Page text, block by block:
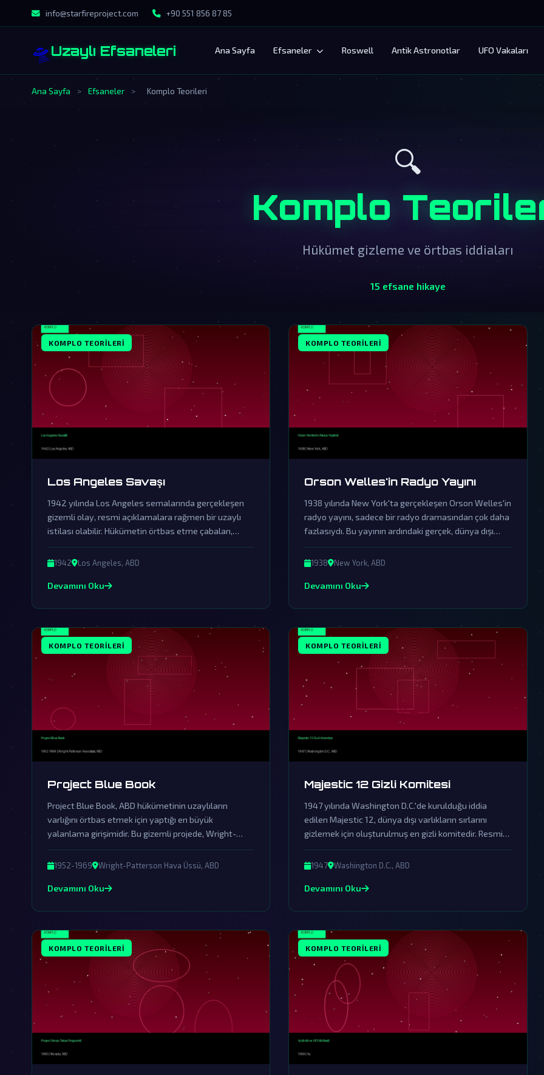
info@starfireproject.com +90 551 856 87 85
🛸Uzaylı Efsaneleri Ana Sayfa Efsaneler Roswell Antik Astronotlar UFO Vakaları
Ana Sayfa > Efsaneler > Komplo Teorileri
🔍
Komplo
Hükümet gizleme ve örtbas iddiaları
15 efsane hikaye
KOMPLO TEORILERI
Los Angeles Savaşı
1942 yılında Los Angeles semalarında gerçekleşen
gizemli olay, resmi açıklamalara rağmen bir uzaylı
istilası olabilir. Hükümetin örtbas etme çabaları,
gerçeklerin gün yüzüne çıkmasını engelliyor.
1942 Los Angeles, ABD
Devamını Oku
KOMPLO TEORILERI
Orson Welles'in Radyo Yayını
1938 yılında New York'ta gerçekleşen Orson Welles'in
radyo yayını, sadece bir radyo dramasından çok daha
fazlasıydı. Bu yayının ardındaki gerçek, dünya dışı
varlıkların gizli ziyaretlerine işaret eden komplo
teorileriyle doludur.
1938 New York, ABD
Devamını Oku
KOMPLO TEORILERI
Project Blue Book
Project Blue Book, ABD hükümetinin uzaylıların
varlığını örtbas etmek için yaptığı en büyük
yalanlama girişimidir. Bu gizemli projede, Wright-
Patterson Hava Üssü'nde saklanan gerçekler, dünya
dışı ziyaretçilerin kanıtlarını içeriyor.
1952-1969 Wright-Patterson Hava Üssü, ABD
Devamını Oku
KOMPLO TEORILERI
Majestic 12 Gizli Komitesi
1947 yılında Washington D.C.'de kurulduğu iddia
edilen Majestic 12, dünya dışı varlıkların sırlarını
gizlemek için oluşturulmuş en gizli komitedir. Resmi
kurumlar tarafından sürekli örtbas edilen bu komite,
dünya dışı ziyaretçilerin varlığını saklayan devasa bir
1947 Washington D.C., ABD
Devamını Oku
KOMPLO TEORILERI KOMPLO TEORILERI